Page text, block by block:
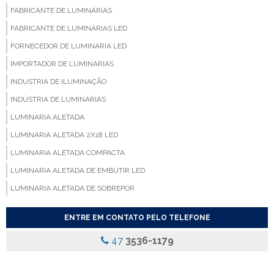
FABRICANTE DE LUMINÁRIAS
FABRICANTE DE LUMINÁRIAS LED
FORNECEDOR DE LUMINARIA LED
IMPORTADOR DE LUMINARIAS
INDUSTRIA DE ILUMINAÇÃO
INDÚSTRIA DE LUMINÁRIAS
LUMINARIA ALETADA
LUMINARIA ALETADA 2X18 LED
LUMINARIA ALETADA COMPACTA
LUMINARIA ALETADA DE EMBUTIR LED
LUMINARIA ALETADA DE SOBREPOR
LUMINARIA ALETADA EMBUTIR
ENTRE EM CONTATO PELO TELEFONE
47 3536-1179